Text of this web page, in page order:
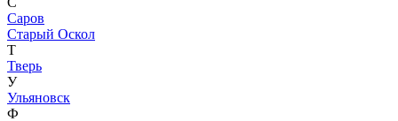
Саров
Старый Оскол
Т
Тверь
У
Ульяновск
Ф